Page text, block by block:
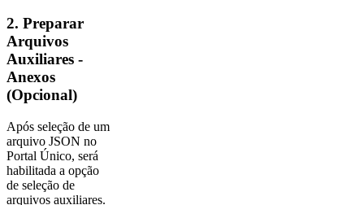
2. Preparar
Arquivos
Auxiliares -
Anexos
(Opcional)
Após seleção de um
arquivo JSON no
Portal Único, será
habilitada a opção
de seleção de
arquivos auxiliares.